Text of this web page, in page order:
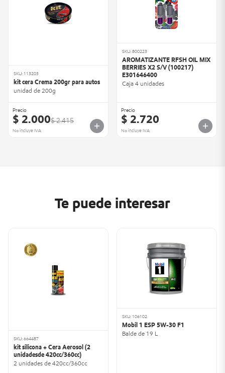
SKU: 113203
kit cera Crema 200gr para autos
unidad de 200g
Precio
$ 2.000$ 2.415
No incluye IVA
SKU: 800223
AROMATIZANTE RFSH OIL MIX
BERRIES X2 S/V (100217)
E301646400
Caja 4 unidades
Precio
$ 2.720
No incluye IVA
Te puede interesar
SKU: 664487
kit silicona + Cera Aerosol (2
unidadesde 420cc/360cc)
2 unidades de 420cc/360cc
SKU: 106102
Mobil 1 ESP 5W-30 F1
Balde de 19 L